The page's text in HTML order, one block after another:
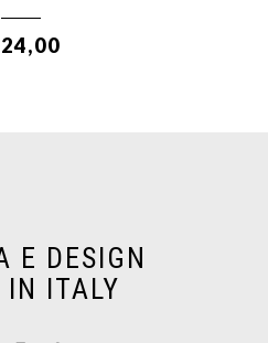
E DESIGN
IN ITALY